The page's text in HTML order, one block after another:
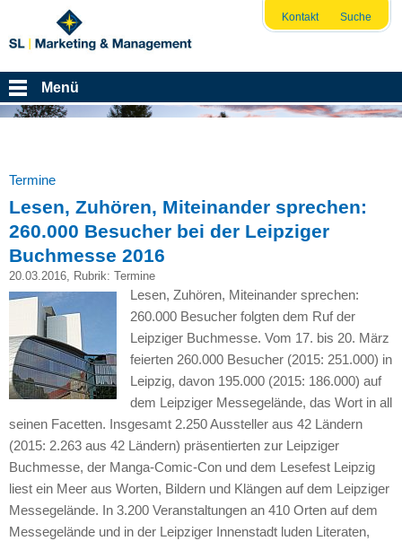
Kontakt Suche
Menü
Termine
Lesen, Zuhören, Miteinander sprechen:
260.000 Besucher bei der Leipziger
Buchmesse 2016
20.03.2016, Rubrik: Termine
Lesen, Zuhören, Miteinander sprechen:
260.000 Besucher folgten dem Ruf der
Leipziger Buchmesse. Vom 17. bis 20. März
feierten 260.000 Besucher (2015: 251.000) in
Leipzig, davon 195.000 (2015: 186.000) auf
dem Leipziger Messegelände, das Wort in all
seinen Facetten. Insgesamt 2.250 Aussteller aus 42 Ländern
(2015: 2.263 aus 42 Ländern) präsentierten zur Leipziger
Buchmesse, der Manga-Comic-Con und dem Lesefest Leipzig
liest ein Meer aus Worten, Bildern und Klängen auf dem Leipziger
Messegelände. In 3.200 Veranstaltungen an 410 Orten auf dem
Messegelände und in der Leipziger Innenstadt luden Literaten,